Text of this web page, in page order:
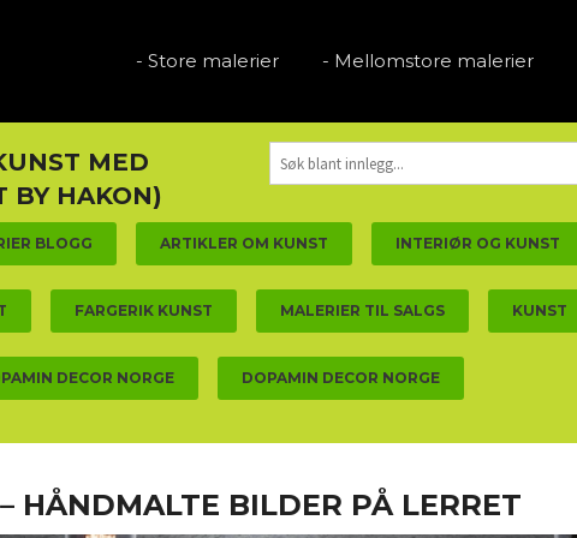
- Store malerier - Mellomstore malerier
MED
BY HAKON)
BLOGG ARTIKLER OM KUNST INTERIØR OG KUNST
FARGERIK KUNST MALERIER TIL SALGS KUNST
DECOR NORGE DOPAMIN DECOR NORGE
HÅNDMALTE BILDER PÅ LERRET